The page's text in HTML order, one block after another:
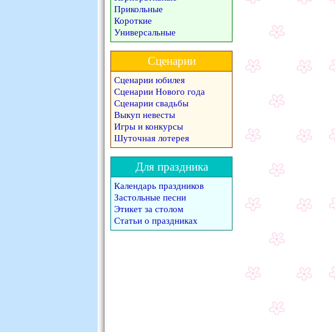
Прикольные
Короткие
Универсальные
Сценарии
Сценарии юбилея
Сценарии Нового года
Сценарии свадьбы
Выкуп невесты
Игры и конкурсы
Шуточная лотерея
Для праздника
Календарь праздников
Застольные песни
Этикет за столом
Статьи о праздниках